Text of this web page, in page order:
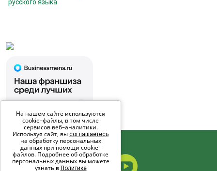
русского языка
На нашем сайте используются
cookie–файлы, в том числе
сервисов веб–аналитики.
Используя сайт, вы соглашаетесь
на обработку персональных
данных при помощи cookie–
файлов. Подробнее об обработке
персональных данных вы можете
узнать в Политике